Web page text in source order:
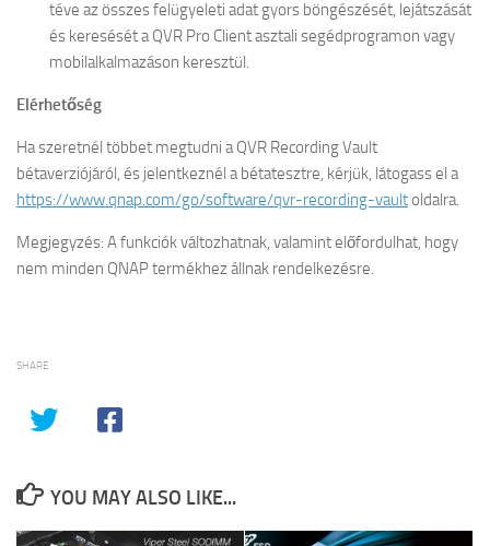
téve az összes felügyeleti adat gyors böngészését, lejátszását
és keresését a QVR Pro Client asztali segédprogramon vagy
mobilalkalmazáson keresztül.
Elérhetőség
Ha szeretnél többet megtudni a QVR Recording Vault
bétaverziójáról, és jelentkeznél a bétatesztre, kérjük, látogass el a
https://www.qnap.com/go/software/qvr-recording-vaultoldalra.
Megjegyzés: A funkciók változhatnak, valamint előfordulhat, hogy
nem minden QNAP termékhez állnak rendelkezésre.
SHARE
YOU MAY ALSO LIKE...